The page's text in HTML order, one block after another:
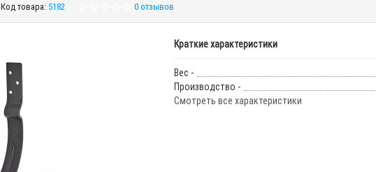
Код товара: 5182 0 отзывов
Краткие характеристики
Вес -
Производство -
Смотреть все характеристики